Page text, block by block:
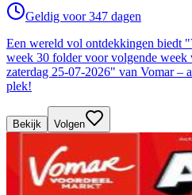
Geldig voor 347 dagen
Een wereld vol ontdekkingen biedt
week 30 folder voor volgende week
zaterdag 25-07-2026" van Vomar –
plek!
Bekijk Volgen